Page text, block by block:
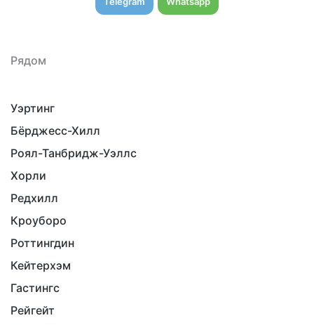
Рядом
Уэртинг
Бёрджесс-Хилл
Роял-Танбридж-Уэллс
Хорли
Редхилл
Кроуборо
Роттингдин
Кейтерхэм
Гастингс
Рейгейт